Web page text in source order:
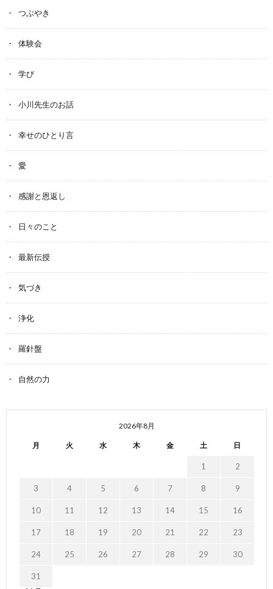
つぶやき
体験会
学び
小川先生のお話
幸せのひとり言
愛
感謝と恩返し
日々のこと
最新伝授
気づき
浄化
羅針盤
自然の力
2026年8月
月 火 水 木 金 土 日
1 2
3 4 5 6 7 8 9
10 11 12 13 14 15 16
17 18 19 20 21 22 23
24 25 26 27 28 29 30
31